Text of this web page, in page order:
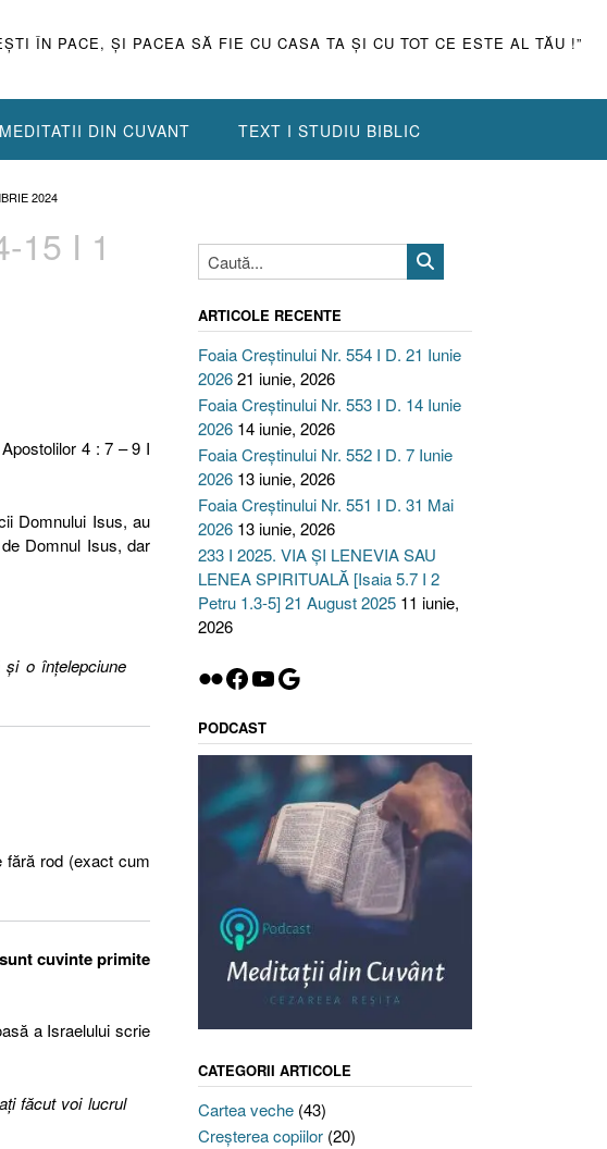
ÎN PACE, ŞI PACEA SĂ FIE CU CASA TA ŞI CU TOT CE ESTE AL TĂU !”
DIN CUVANT TEXT I STUDIU BIBLIC
2024
15 I 1
4 : 7 – 9 I
Domnului Isus, au
Domnul Isus, dar
o înţelepciune
fără rod (exact cum
cuvinte primite
a Israelului scrie
făcut voi lucrul
ARTICOLE RECENTE
Foaia Creștinului Nr. 554 I D. 21 Iunie
202621 iunie, 2026
Foaia Creștinului Nr. 553 I D. 14 Iunie
2026 14 iunie, 2026
Foaia Creștinului Nr. 552 I D. 7 Iunie
2026 13 iunie, 2026
Foaia Creștinului Nr. 551 I D. 31 Mai
2026 13 iunie, 2026
233 I 2025. VIA ȘI LENEVIA SAU
LENEA SPIRITUALĂ [Isaia 5.7 I 2
Petru 1.3-5] 21 August 2025 11 iunie,
2026
Flickr
Facebook
YouTube
Google
PODCAST
CATEGORII ARTICOLE
Cartea veche(43)
Creşterea copiilor(20)